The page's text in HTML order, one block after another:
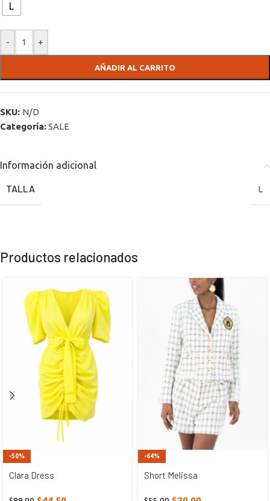
L
- +
AÑADIR AL CARRITO
SKU: N/D
Categoría:SALE
Información adicional
TALLA L
Productos relacionados
-50%
Clara Dress
-64%
Short Melissa